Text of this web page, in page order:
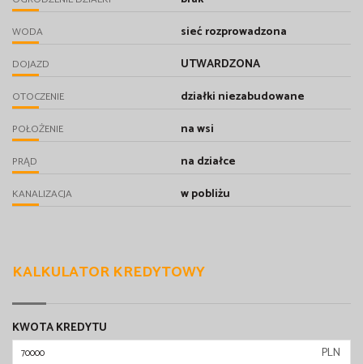
WODA sieć rozprowadzona
DOJAZD UTWARDZONA
OTOCZENIE działki niezabudowane
POŁOŻENIE na wsi
PRĄD na działce
KANALIZACJA w pobliżu
KALKULATOR KREDYTOWY
KWOTA KREDYTU
PLN